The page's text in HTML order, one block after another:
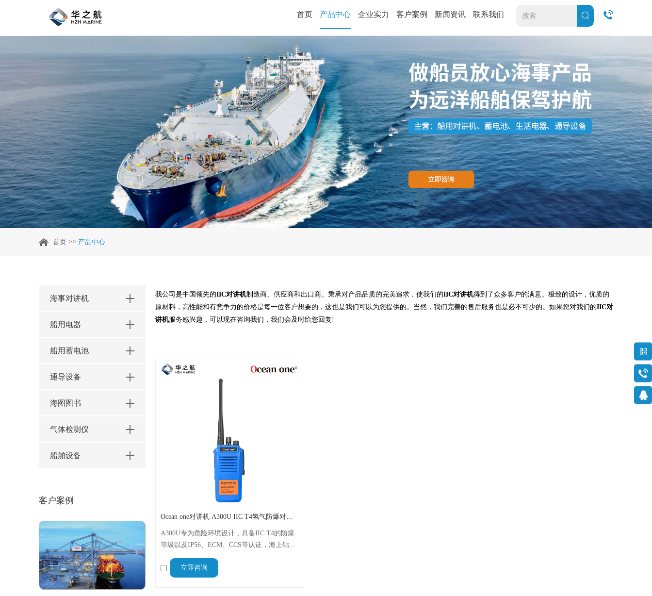
首页 产品中心 企业实力 客户案例 新闻资讯 联系我们
首页 >> 产品中心
我公司是中国领先的IIC对讲机制造商、供应商和出口商。秉承对产品品质的完美追求，使我们的IIC对讲机得到了众多客户的满意。极致的设计，优质的
原材料，高性能和有竞争力的价格是每一位客户想要的，这也是我们可以为您提供的。当然，我们完善的售后服务也是必不可少的。如果您对我们的IIC对
讲机服务感兴趣，可以现在咨询我们，我们会及时给您回复!
Ocean one对讲机 A300U IIC T4氢气防爆对讲机 船舶消防本质安全无线电
A300U专为危险环境设计，具备IIC T4的防爆
等级以及IP56、ECM、CCS等认证，海上钻井
平台、港口码头等涉水环境中也可使用
立即咨询
海事对讲机
船用电器
船用蓄电池
通导设备
海图图书
气体检测仪
船舶设备
客户案例